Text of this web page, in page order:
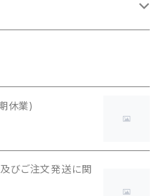
休業)
びご注文発送に関